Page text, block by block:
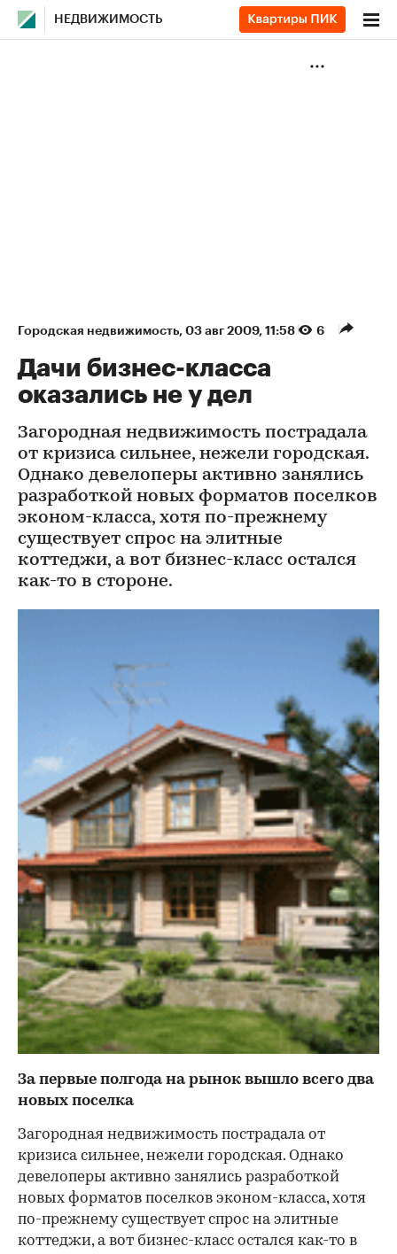
НЕДВИЖИМОСТЬ
Городская недвижимость⁠, 03 авг 2009, 11:58 6
Дачи бизнес-класса
оказались не у дел
Загородная недвижимость пострадала
от кризиса сильнее, нежели городская.
Однако девелоперы активно занялись
разработкой новых форматов поселков
эконом-класса, хотя по-прежнему
существует спрос на элитные
коттеджи, а вот бизнес-класс остался
как-то в стороне.
За первые полгода на рынок вышло всего два
новых поселка
Загородная недвижимость пострадала от
кризиса сильнее, нежели городская. Однако
девелоперы активно занялись разработкой
новых форматов поселков эконом-класса, хотя
по-прежнему существует спрос на элитные
коттеджи, а вот бизнес-класс остался как-то в